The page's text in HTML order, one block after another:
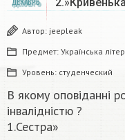
ДЕКАБРЬ
Автор: jeepleak
Предмет: Українська
Уровень: студенческий
В якому оповіданні
інвалідністю ?
1.Сестра»